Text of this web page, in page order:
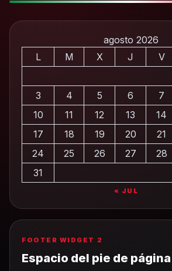
agosto 2026
L
M X J V
3
4 5 6 7
10
11 12 13 14
17
18 19 20 21
24
25 26 27 28
31
« JUL
FOOTER WIDGET 2
Espacio del pie de página